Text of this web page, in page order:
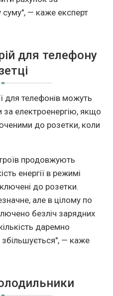
суму", — каже експерт
для телефону
для телефонів можуть
за електроенергію, якщо
до розетки, коли
продовжують
енергії в режимі
до розетки.
але в цілому по
безліч зарядних
даремно
збільшується", — каже